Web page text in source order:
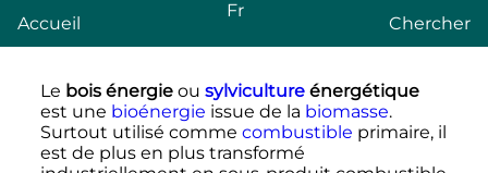
Accueil
Fr
Chercher
Le bois énergieou sylvicultureénergétique
est une bioénergie issue de la biomasse.
Surtout utilisé comme combustible primaire, il
est de plus en plus transformé